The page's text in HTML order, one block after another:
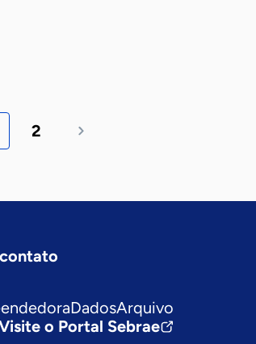
2
DadosArquivo
o Portal Sebrae